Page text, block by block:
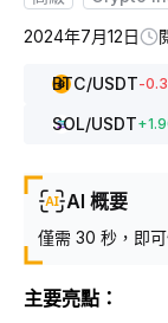
2024年7月12日
BTC/USDT-
SOL/USDT+
AI 概要
僅需 30 秒，即
主要亮點：